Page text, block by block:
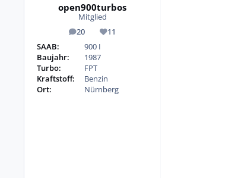
open900turbos
Mitglied
20
Beiträge 11
Reputation
SAAB:
900 I
Baujahr:
1987
Turbo:
FPT
Kraftstoff:
Benzin
Ort:
Nürnberg